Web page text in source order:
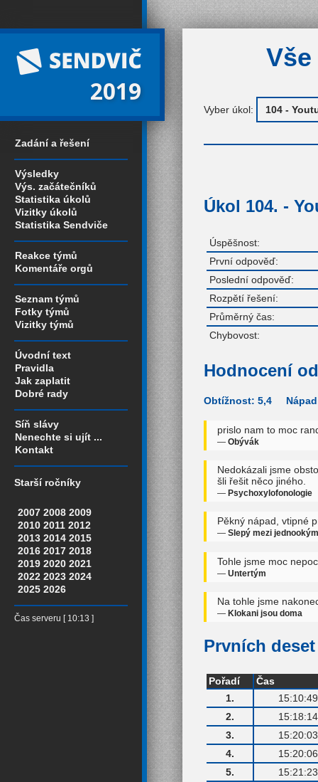
2019
Zadání a řešení
Výsledky
Výs. začátečníků
Statistika úkolů
Vizitky úkolů
Statistika Sendviče
Reakce týmů
Komentáře orgů
Seznam týmů
Fotky týmů
Vizitky týmů
Úvodní text
Pravidla
Jak zaplatit
Dobré rady
Síň slávy
Nenechte si ujít ...
Kontakt
Starší ročníky
2007 2008 2009
2010 2011 2012
2013 2014 2015
2016 2017 2018
2019 2020 2021
2022 2023 2024
2025 2026
Čas serveru [ 10:13 ]
Vyber úkol:
Úkol 104. -
Úspěšnost:
První odpověď:
Poslední odpověď:
Rozpětí řešení:
Průměrný čas:
Chybovost:
Hodnocení
Obtížnost: 5,4
prislo nam to moc
— Obývák
Nedokázali jsme
šli řešit něco jiného.
— Psychoxylofonologie
Pěkný nápad, vtipné
— Slepý mezi jednookým
Tohle jsme moc
— Untertým
Na tohle jsme
— Klokani jsou doma
Prvních
Pořadí
Čas
1.
15:10:49
2.
15:18:14
3.
15:20:03
4.
15:20:06
5.
15:21:23